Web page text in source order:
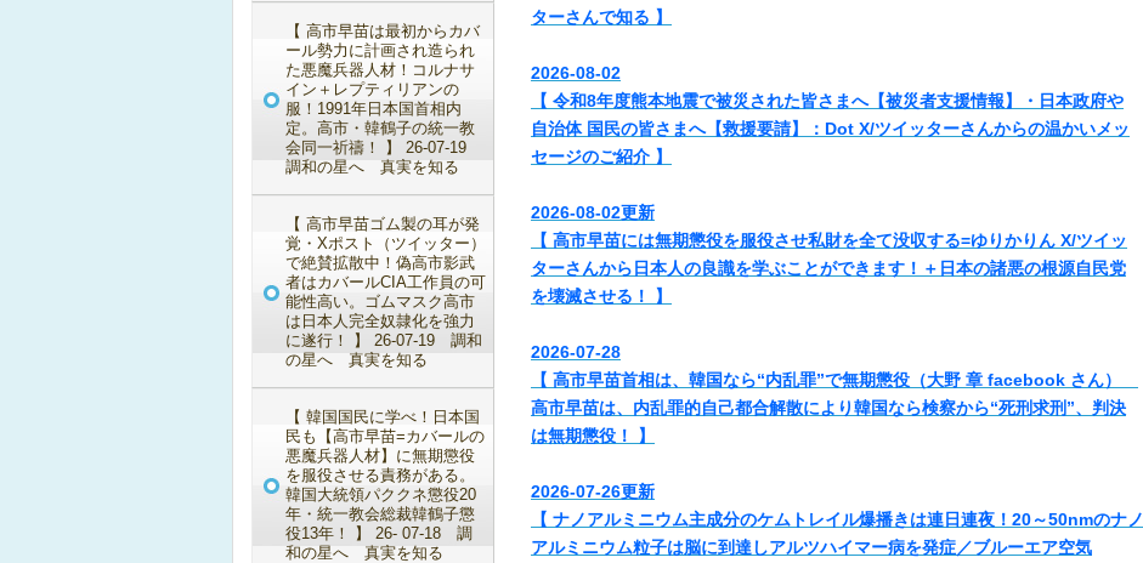
【 高市早苗は最初からカバ
ール勢力に計画され造られ
た悪魔兵器人材！コルナサ
イン＋レプティリアンの
服！1991年日本国首相内
定。高市・韓鶴子の統一教
会同一祈禱！ 】 26-07-19
調和の星へ 真実を知る
【 高市早苗ゴム製の耳が発
覚・Xポスト（ツイッター）
で絶賛拡散中！偽高市影武
者はカバールCIA工作員の可
能性高い。ゴムマスク高市
は日本人完全奴隷化を強力
に遂行！ 】 26-07-19 調和
の星へ 真実を知る
【 韓国国民に学べ！日本国
民も【高市早苗=カバールの
悪魔兵器人材】に無期懲役
を服役させる責務がある。
韓国大統領パククネ懲役20
年・統一教会総裁韓鶴子懲
役13年！ 】 26- 07-18 調
和の星へ 真実を知る
ターさんで知る 】
2026-08-02
【 令和8年度熊本地震で被災された皆さまへ【被災者支援情報】・日本政府や
自治体 国民の皆さまへ【救援要請】：Dot X/ツイッターさんからの温かいメッ
セージのご紹介 】
2026-08-02更新
【 高市早苗には無期懲役を服役させ私財を全て没収する=ゆりかりん X/ツイッ
ターさんから日本人の良識を学ぶことができます！＋日本の諸悪の根源自民党
を壊滅させる！ 】
2026-07-28
【 高市早苗首相は、韓国なら“内乱罪”で無期懲役（大野 章 facebook さん）
高市早苗は、内乱罪的自己都合解散により韓国なら検察から“死刑求刑”、判決
は無期懲役！ 】
2026-07-26更新
【 ナノアルミニウム主成分のケムトレイル爆播きは連日連夜！20～50nmのナノ
アルミニウム粒子は脳に到達しアルツハイマー病を発症／ブルーエア空気